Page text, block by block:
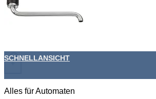
+
SCHNELLANSICHT
Alles für Automaten